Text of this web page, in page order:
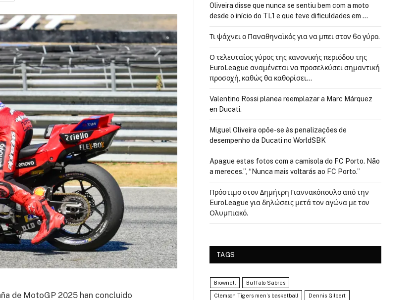
de MotoGP 2025 han concluido
Oliveira disse que nunca se sentiu bem com a moto
desde o início do TL1 e que teve dificuldades em …
Τι ψάχνει ο Παναθηναϊκός για να μπει στον 6ο γύρο.
Ο τελευταίος γύρος της κανονικής περιόδου της
EuroLeague αναμένεται να προσελκύσει σημαντική
προσοχή, καθώς θα καθορίσει…
Valentino Rossi planea reemplazar a Marc Márquez
en Ducati.
Miguel Oliveira opõe-se às penalizações de
desempenho da Ducati no WorldSBK
Apague estas fotos com a camisola do FC Porto. Não
a mereces.”, “Nunca mais voltarás ao FC Porto.”
Πρόστιμο στον Δημήτρη Γιαννακόπουλο από την
EuroLeague για δηλώσεις μετά τον αγώνα με τον
Ολυμπιακό.
TAGS
Brownell Buffalo Sabres
Clemson Tigers men’s basketball Dennis Gilbert